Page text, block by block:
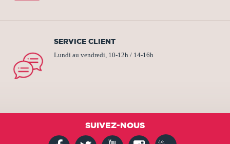
SERVICE CLIENT
Lundi au vendredi, 10-12h / 14-16h
SUIVEZ-NOUS